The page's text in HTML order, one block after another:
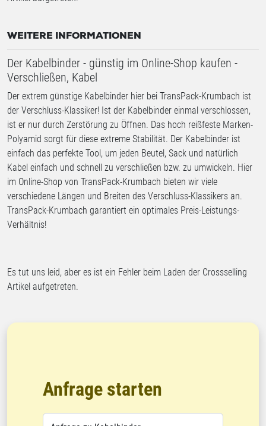
WEITERE INFORMATIONEN
Der Kabelbinder - günstig im Online-Shop kaufen -
Verschließen, Kabel
Der extrem günstige Kabelbinder hier bei TransPack-Krumbach ist
der Verschluss-Klassiker! Ist der Kabelbinder einmal verschlossen,
ist er nur durch Zerstörung zu Öffnen. Das hoch reißfeste Marken-
Polyamid sorgt für diese extreme Stabilität. Der Kabelbinder ist
einfach das perfekte Tool, um jeden Beutel, Sack und natürlich
Kabel einfach und schnell zu verschließen bzw. zu umwickeln. Hier
im Online-Shop von TransPack-Krumbach bieten wir viele
verschiedene Längen und Breiten des Verschluss-Klassikers an.
TransPack-Krumbach garantiert ein optimales Preis-Leistungs-
Verhältnis!
Es tut uns leid, aber es ist ein Fehler beim Laden der Crossselling
Artikel aufgetreten.
Anfrage starten